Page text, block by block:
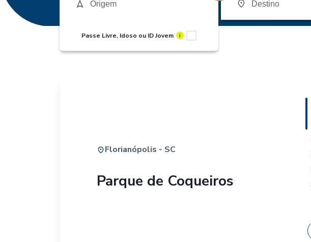
Passe Livre, Idoso ou ID Jovem i
Florianópolis - SC
Parque de Coqueiros